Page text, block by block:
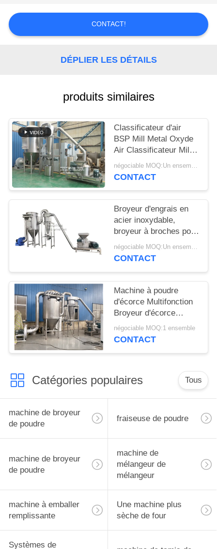
CONTACTEZ-
NOUS
PLAN
SITE
PRIVACY
POLICY
CONTACT!
DÉPLIER LES DÉTAILS
produits similaires
Classificateur d'air
BSP Mill Metal Oxyde
Air Classificateur Mill
Mill Metal Oxyde ACM
GGRINder de
négociable MOQ:Un ensemble
CONTACT
Broyeur d'engrais en
acier inoxydable,
broyeur à broches pour
urée, avec CE
négociable MOQ:Un ensemble
CONTACT
Machine à poudre
d'écorce Multifonction
Broyeur d'écorce
d'Albizia
négociable MOQ:1 ensemble
CONTACT
Catégories populaires Tous
machine de broyeur
de poudre
fraiseuse de poudre
machine de broyeur
de poudre
machine de
mélangeur de
mélangeur
machine à emballer
remplissante
Une machine plus
sèche de four
Systèmes de